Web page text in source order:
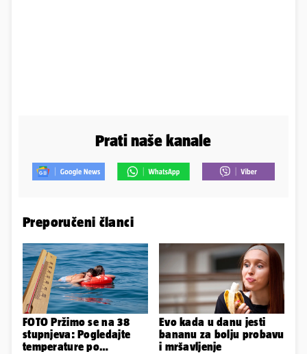
Prati naše kanale
Preporučeni članci
FOTO Pržimo se na 38
stupnjeva: Pogledajte
temperature po
Evo kada u danu jesti
bananu za bolju probavu
i mršavljenje